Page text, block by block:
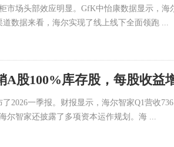
市场头部效应明显。GfK中怡康数据显示，
道数据来看，海尔实现了线上线下全面领跑 ...
A股100%库存股，每股收益
2026一季报。财报显示，海尔智家Q1营收
尔智家还披露了多项资本运作规划。海 ...